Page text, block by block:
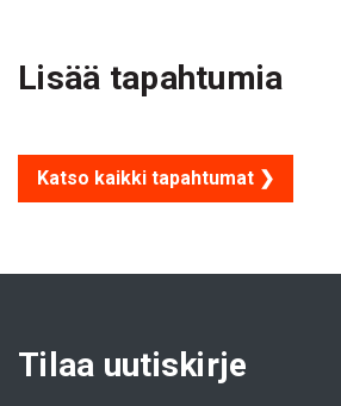
Lisää tapahtumia
Katso kaikki tapahtumat ❯
Tilaa uutiskirje